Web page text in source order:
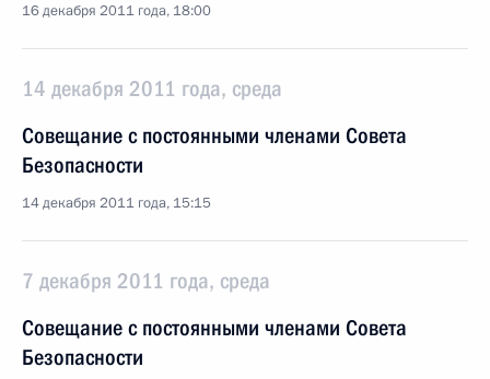
16 декабря 2011 года, 18:00
14 декабря 2011 года, среда
Совещание с постоянными членами Совета
Безопасности
14 декабря 2011 года, 15:15
7 декабря 2011 года, среда
Совещание с постоянными членами Совета
Безопасности